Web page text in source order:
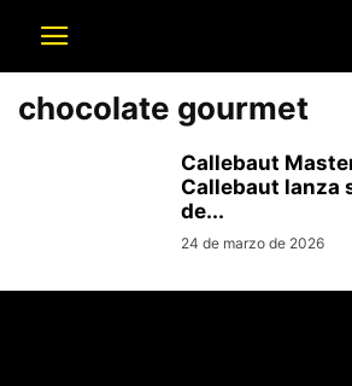
chocolate gourmet
Callebaut
Callebaut lanza
de...
24 de marzo de 2026